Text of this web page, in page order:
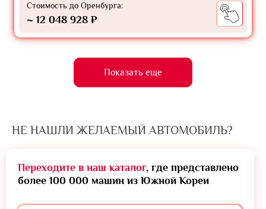
Стоимость до Оренбурга:
~ 12 048 928 ₽
Показать еще
НЕ НАШЛИ ЖЕЛАЕМЫЙ АВТОМОБИЛЬ?
Переходите в наш каталог, где представлено
более 100 000 машин из Южной Кореи